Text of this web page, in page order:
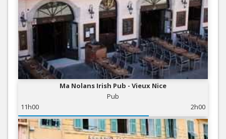
Ma Nolans Irish Pub - Vieux Nice
Pub
11h00
2h00